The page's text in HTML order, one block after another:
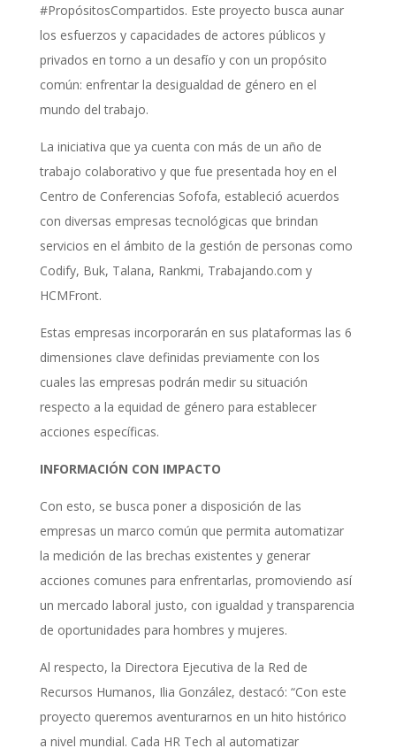
#PropósitosCompartidos. Este proyecto busca aunar
los esfuerzos y capacidades de actores públicos y
privados en torno a un desafío y con un propósito
común: enfrentar la desigualdad de género en el
mundo del trabajo.
La iniciativa que ya cuenta con más de un año de
trabajo colaborativo y que fue presentada hoy en el
Centro de Conferencias Sofofa, estableció acuerdos
con diversas empresas tecnológicas que brindan
servicios en el ámbito de la gestión de personas como
Codify, Buk, Talana, Rankmi, Trabajando.com y
HCMFront.
Estas empresas incorporarán en sus plataformas las 6
dimensiones clave definidas previamente con los
cuales las empresas podrán medir su situación
respecto a la equidad de género para establecer
acciones específicas.
INFORMACIÓN CON IMPACTO
Con esto, se busca poner a disposición de las
empresas un marco común que permita automatizar
la medición de las brechas existentes y generar
acciones comunes para enfrentarlas, promoviendo así
un mercado laboral justo, con igualdad y transparencia
de oportunidades para hombres y mujeres.
Al respecto, la Directora Ejecutiva de la Red de
Recursos Humanos, Ilia González, destacó: “Con este
proyecto queremos aventurarnos en un hito histórico
a nivel mundial. Cada HR Tech al automatizar